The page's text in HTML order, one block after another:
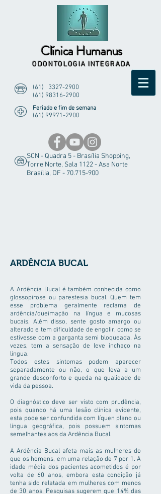
Clínica Humanus
ODONTOLOGIA INTEGRADA
SCN - Quadra 5 - Brasília Shopping,
Torre Norte, Sala 1122 - Asa Norte
Brasília, DF - 70.715-900
(61) 3327-2900
(61) 98316-2900
Feriado e fim de semana
(61) 99971-2900
A Ardência Bucal é também conhecida como
glossopirose ou parestesia bucal. Quem tem
esse problema geralmente reclama de
ardência/queimação na língua e mucosas
bucais. Além disso, sente gosto amargo ou
alterado e tem dificuldade de engolir, como se
estivesse com a garganta semi bloqueada. Às
vezes, tem a sensação de leve inchaço na
língua.
Todos estes sintomas podem aparecer
separadamente ou não, o que leva a um
grande desconforto e queda na qualidade de
vida da pessoa.
O diagnóstico deve ser visto com prudência,
pois quando há uma lesão clínica evidente,
esta pode ser confundida com líquen plano ou
língua geográfica, pois possuem sintomas
semelhantes aos da Ardência Bucal.
A Ardência Bucal afeta mais as mulheres do
que os homens, em uma relação de 7 por 1. A
idade média dos pacientes acometidos é por
volta de 60 anos, embora esta condição já
tenha sido relatada em mulheres com menos
de 30 anos. Pesquisas sugerem que 14% das
ARDÊNCIA BUCAL